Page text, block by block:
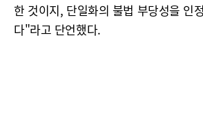
한 것이지, 단일화의 불법 부당성을 인
다"라고 단언했다.